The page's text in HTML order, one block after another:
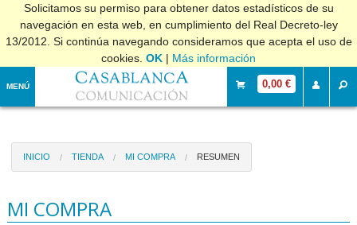
Solicitamos su permiso para obtener datos estadísticos de su
navegación en esta web, en cumplimiento del Real Decreto-ley
13/2012. Si continúa navegando consideramos que acepta el uso de
cookies. OK | Más información
MENÚ 0,00 €
INICIO TIENDA MI COMPRA RESUMEN
MI COMPRA